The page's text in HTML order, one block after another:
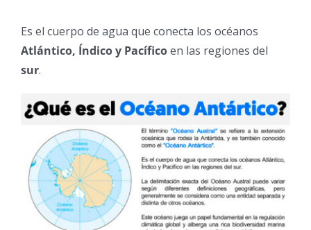
Es el cuerpo de agua que conecta los océanos
Atlántico, Índico y Pacíficoen las regiones del
sur.